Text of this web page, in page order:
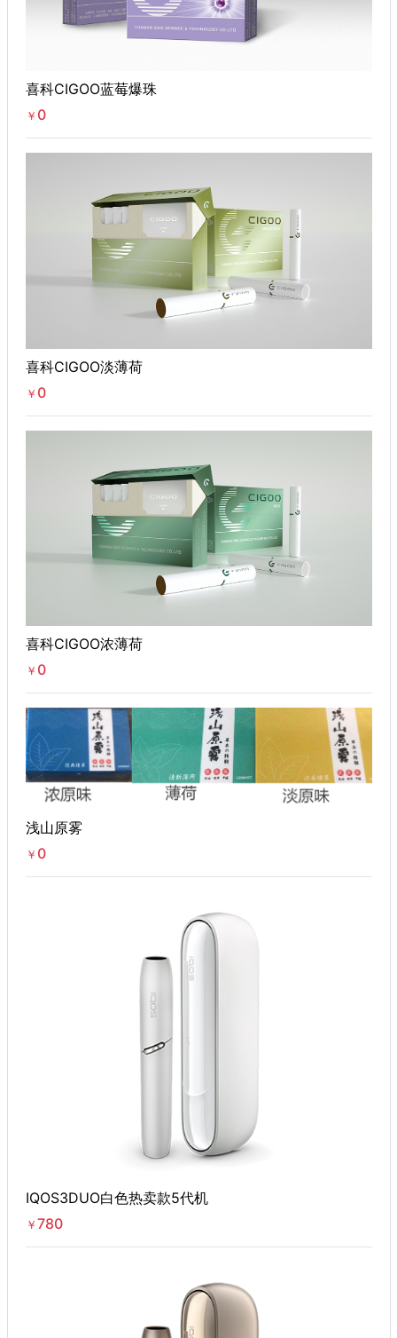
喜科CIGOO蓝莓爆珠
￥ 0
喜科CIGOO淡薄荷
￥ 0
喜科CIGOO浓薄荷
￥ 0
浅山原雾
￥ 0
IQOS3DUO白色热卖款5代机
￥ 780